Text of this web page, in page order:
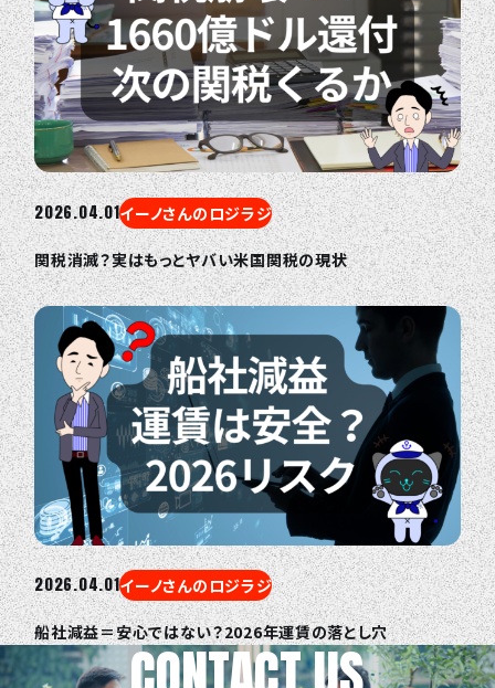
2026.04.01イーノさんのロジラジ
関税消滅？実はもっとヤバい米国関税の現状
2026.04.01イーノさんのロジラジ
船社減益＝安心ではない？2026年運賃の落とし穴